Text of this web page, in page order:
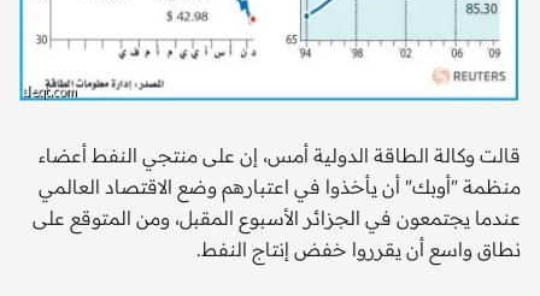
قالت وكالة الطاقة الدولية أمس، إن على منتجي النفط أعضاء
منظمة "أوبك" أن يأخذوا في اعتبارهم وضع الاقتصاد العالمي
عندما يجتمعون في الجزائر الأسبوع المقبل، ومن المتوقع على
نطاق واسع أن يقرروا خفض إنتاج النفط.